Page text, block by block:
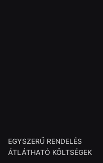
EGYSZERŰ RENDELÉS
ÁTLÁTHATÓ KÖLTSÉGEK